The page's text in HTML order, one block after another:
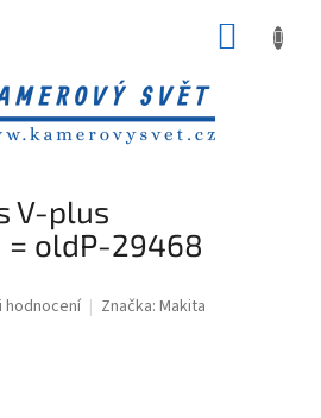
V-plus
= oldP-29468
Značka: Makita